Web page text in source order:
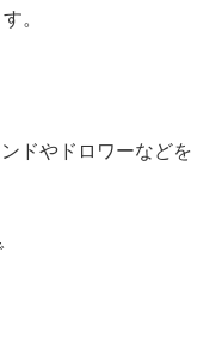
。
ドやドロワーなどを